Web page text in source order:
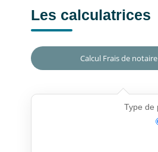
Les calculatrices
Calcul Frais de notaire